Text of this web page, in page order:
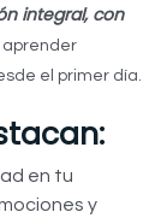
integral, con
aprender
el primer día.
en tu
y